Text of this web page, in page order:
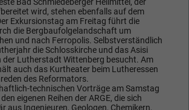
wird, stehen ebenfalls auf dem
Exkursionstag am Freitag führt die
die Bergbaufolgelandschaft um
und nach Ferropolis. Selbstverständlich
die Schlosskirche und das Asisi
der Lutherstadt Wittenberg besucht. Am
auch das Kurtheater beim Lutheressen
des Reformators.
technischen Vorträge am Samstag
eigenen Reihen der ARGE, die sich
aus Ingenieuren, Geologen, Chemikern,